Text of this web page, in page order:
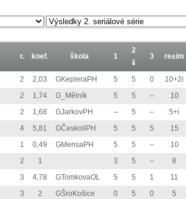
r. koef. škola 1
2
⇓
3 re±im
2 2,03 GKepleraPH 5 5 0 10+2i
2 1,74 G_Mělník 5 5 – 10
2 1,68 GJarkovPH – 5 – 5+i
4 5,81 GČeskoliPH 5 5 5 15
1 0,49 GMensaPH 5 5 – 10
2 1 3 5 – 8
3 4,78 GTomkovaOL 5 5 1 11
3 2 GŠroKošice 0 5 0 5